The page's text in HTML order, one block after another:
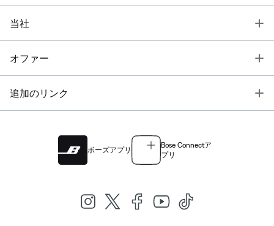
当社
オファー
追加のリンク
ボーズアプリ
Bose Connectア
プリ